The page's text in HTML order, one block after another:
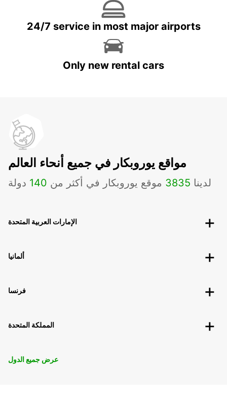
24/7 service in most major airports
Only new rental cars
مواقع يوروبكار في جميع أنحاء العالم
لدينا 3835 موقع يوروبكار في أكثر من 140 دولة
الإمارات العربية المتحدة
ألمانيا
فرنسا
المملكة المتحدة
عرض جميع الدول